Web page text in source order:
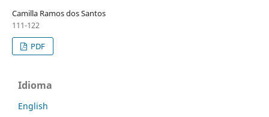
Camilla Ramos dos Santos
111-122
PDF
Idioma
English